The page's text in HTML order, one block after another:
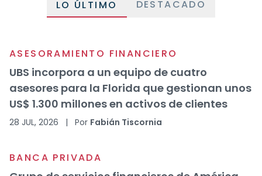
LO ÚLTIMO DESTACADO
ASESORAMIENTO FINANCIERO
UBS incorpora a un equipo de cuatro
asesores para la Florida que gestionan unos
US$ 1.300 millones en activos de clientes
28 JUL, 2026 | Por Fabián Tiscornia
BANCA PRIVADA